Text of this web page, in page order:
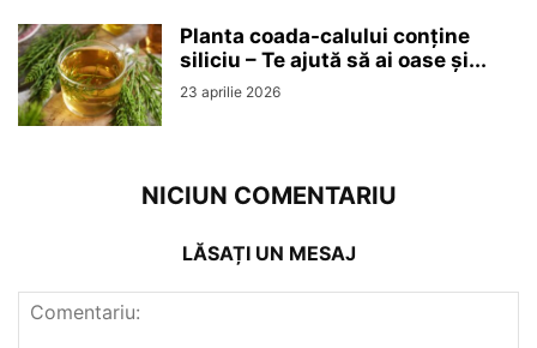
Planta coada-calului conține
siliciu – Te ajută să ai oase și...
23 aprilie 2026
NICIUN COMENTARIU
LĂSAȚI UN MESAJ